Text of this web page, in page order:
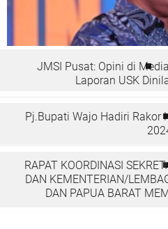
JMSI Pusat: Opini di
Laporan USK
Pj.Bupati Wajo Hadiri Rakor
RAPAT KOORDINASI
DAN KEMENTERIAN/
DAN PAPUA BARAT